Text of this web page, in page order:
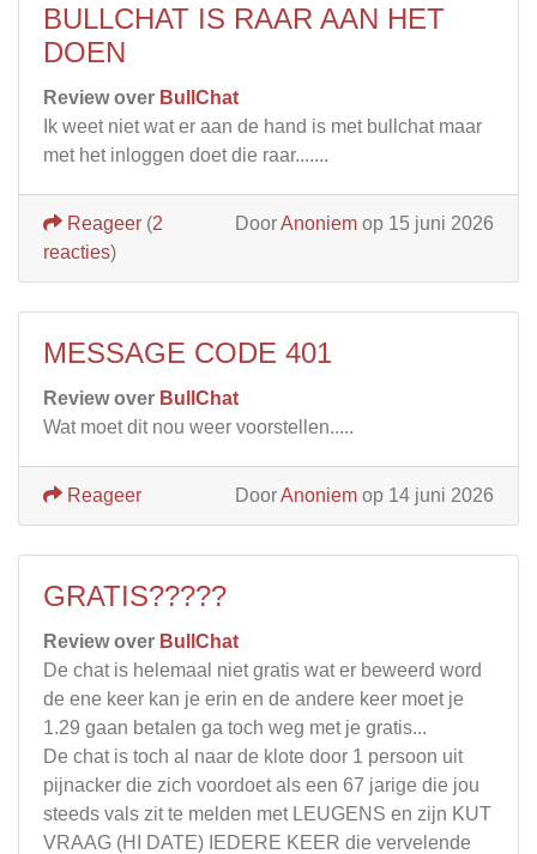
BULLCHAT IS RAAR AAN HET
DOEN
Review over BullChat
Ik weet niet wat er aan de hand is met bullchat maar
met het inloggen doet die raar.......
DoorAnoniem op 15 juni 2026
Reageer (2
reacties)
MESSAGE CODE 401
Review over BullChat
Wat moet dit nou weer voorstellen.....
DoorAnoniem op 14 juni 2026
Reageer
GRATIS?????
Review over BullChat
De chat is helemaal niet gratis wat er beweerd word
de ene keer kan je erin en de andere keer moet je
1.29 gaan betalen ga toch weg met je gratis...
De chat is toch al naar de klote door 1 persoon uit
pijnacker die zich voordoet als een 67 jarige die jou
steeds vals zit te melden met LEUGENS en zijn KUT
VRAAG (HI DATE) IEDERE KEER die vervelende